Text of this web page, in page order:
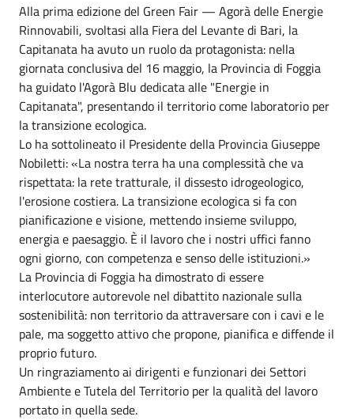
Alla prima edizione del Green Fair — Agorà delle Energie
Rinnovabili, svoltasi alla Fiera del Levante di Bari, la
Capitanata ha avuto un ruolo da protagonista: nella
giornata conclusiva del 16 maggio, la Provincia di Foggia
ha guidato l'Agorà Blu dedicata alle "Energie in
Capitanata", presentando il territorio come laboratorio per
la transizione ecologica.
Lo ha sottolineato il Presidente della Provincia Giuseppe
Nobiletti: «La nostra terra ha una complessità che va
rispettata: la rete tratturale, il dissesto idrogeologico,
l'erosione costiera. La transizione ecologica si fa con
pianificazione e visione, mettendo insieme sviluppo,
energia e paesaggio. È il lavoro che i nostri uffici fanno
ogni giorno, con competenza e senso delle istituzioni.»
La Provincia di Foggia ha dimostrato di essere
interlocutore autorevole nel dibattito nazionale sulla
sostenibilità: non territorio da attraversare con i cavi e le
pale, ma soggetto attivo che propone, pianifica e diffende il
proprio futuro.
Un ringraziamento ai dirigenti e funzionari dei Settori
Ambiente e Tutela del Territorio per la qualità del lavoro
portato in quella sede.